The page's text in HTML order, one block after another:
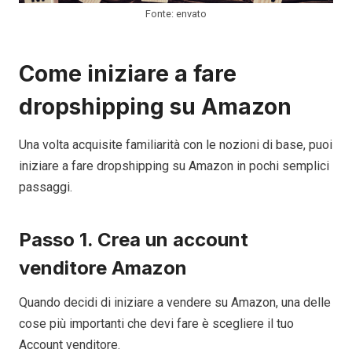
Fonte: envato
Come iniziare a fare
dropshipping su Amazon
Una volta acquisite familiarità con le nozioni di base, puoi
iniziare a fare dropshipping su Amazon in pochi semplici
passaggi.
Passo 1. Crea un account
venditore Amazon
Quando decidi di iniziare a vendere su Amazon, una delle
cose più importanti che devi fare è scegliere il tuo
Account venditore.